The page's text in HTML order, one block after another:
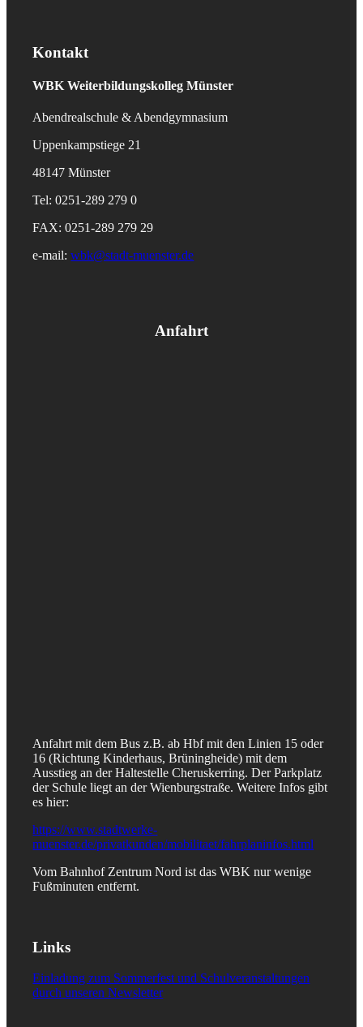
Kontakt
WBK Weiterbildungskolleg Münster
Abendrealschule & Abendgymnasium
Uppenkampstiege 21
48147 Münster
Tel: 0251-289 279 0
FAX: 0251-289 279 29
e-mail:wbk@stadt-muenster.de
Anfahrt
Anfahrt mit dem Bus z.B. ab Hbf mit den Linien 15 oder
16 (Richtung Kinderhaus, Brüningheide) mit dem
Ausstieg an der Haltestelle Cheruskerring. Der Parkplatz
der Schule liegt an der Wienburgstraße. Weitere Infos gibt
es hier:
https://www.stadtwerke-
muenster.de/privatkunden/mobilitaet/fahrplaninfos.html
Vom Bahnhof Zentrum Nord ist das WBK nur wenige
Fußminuten entfernt.
Links
Einladung zum Sommerfest und Schulveranstaltungen
durch unseren Newsletter